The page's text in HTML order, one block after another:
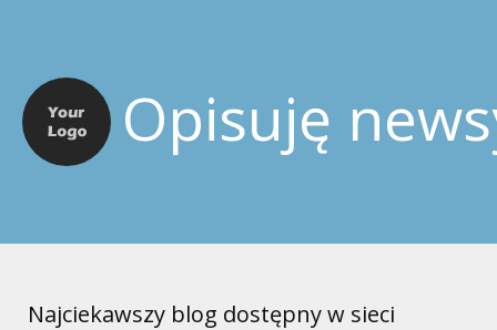
Opisuję
Najciekawszy blog dostępny w sieci